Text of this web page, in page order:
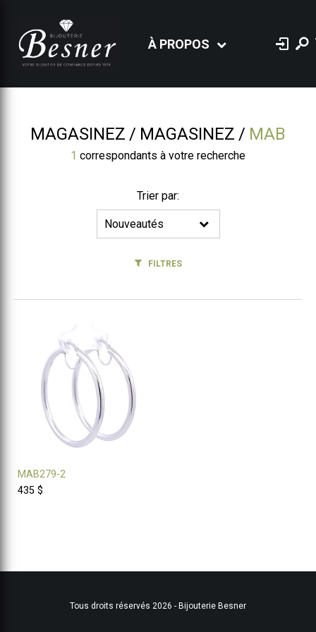
À PROPOS
MAGASINEZ MAGASINEZ MAB
1 correspondants à votre recherche
Trier par:
FILTRES
MAB279-2
435 $
Tous droits réservés 2026 - Bijouterie Besner